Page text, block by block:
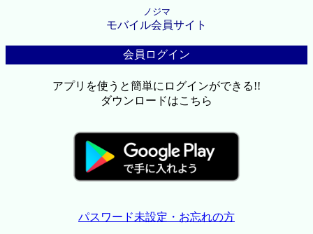
ノジマ
モバイル会員サイト
会員ログイン
アプリを使うと簡単にログインができる!!
ダウンロードはこちら
パスワード未設定・お忘れの方